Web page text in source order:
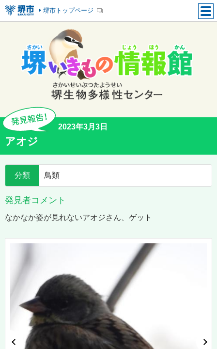
堺市トップページ
2023年3月3日
アオジ
分類 鳥類
発見者コメント
なかなか姿が見れないアオジさん、ゲット